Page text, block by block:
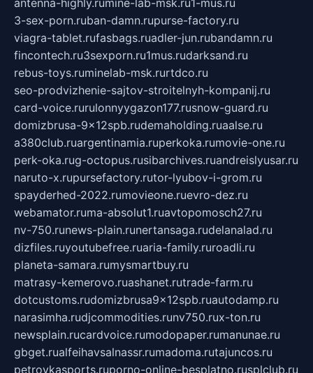
antenna-highly.rumine-lab-msk.ru1-mus.ru
3-sex-porn.ruban-damn.rupurse-factory.ru
viagra-tablet.rufasbags.ruadler-jun.rubandamn.ru
fincontech.ru3sexporn.ru1mus.rudarksand.ru
rebus-toys.ruminelab-msk.rurtdco.ru
seo-prodvizhenie-sajtov-stroitelnyh-kompanij.ru
card-voice.rurulonnyygazon177.rusnow-guard.ru
domizbrusa-9x12spb.rudemaholding.ruaalse.ru
a380club.ruargentinamia.ruperkoka.rumovie-one.ru
perk-oka.rug-octopus.rusibarchives.ruandreislyusar.ru
naruto-x.rupursefactory.rutor-lyubov-i-grom.ru
spayderhed-2022.rumovieone.ruevro-dez.ru
webamator.ruma-absolut1.ruavtopomosch27.ru
nv-750.runews-plain.runertansaga.rudelanalad.ru
dizfiles.ruyoutubefree.ruaria-family.ruroadli.ru
planeta-samara.rumysmartbuy.ru
matrasy-kemerovo.ruashanet.rutrade-farm.ru
dotcustoms.rudomizbrusa9x12spb.ruautodamp.ru
narasimha.rudjcommodities.runv750.rux-ton.ru
newsplain.rucardvoice.rumodopaper.rumanunae.ru
gbget.rualfeihavsalnassr.rumadoma.rutajuncos.ru
petrovkasports.ruporno-online-besplatno.rusplclub.ru